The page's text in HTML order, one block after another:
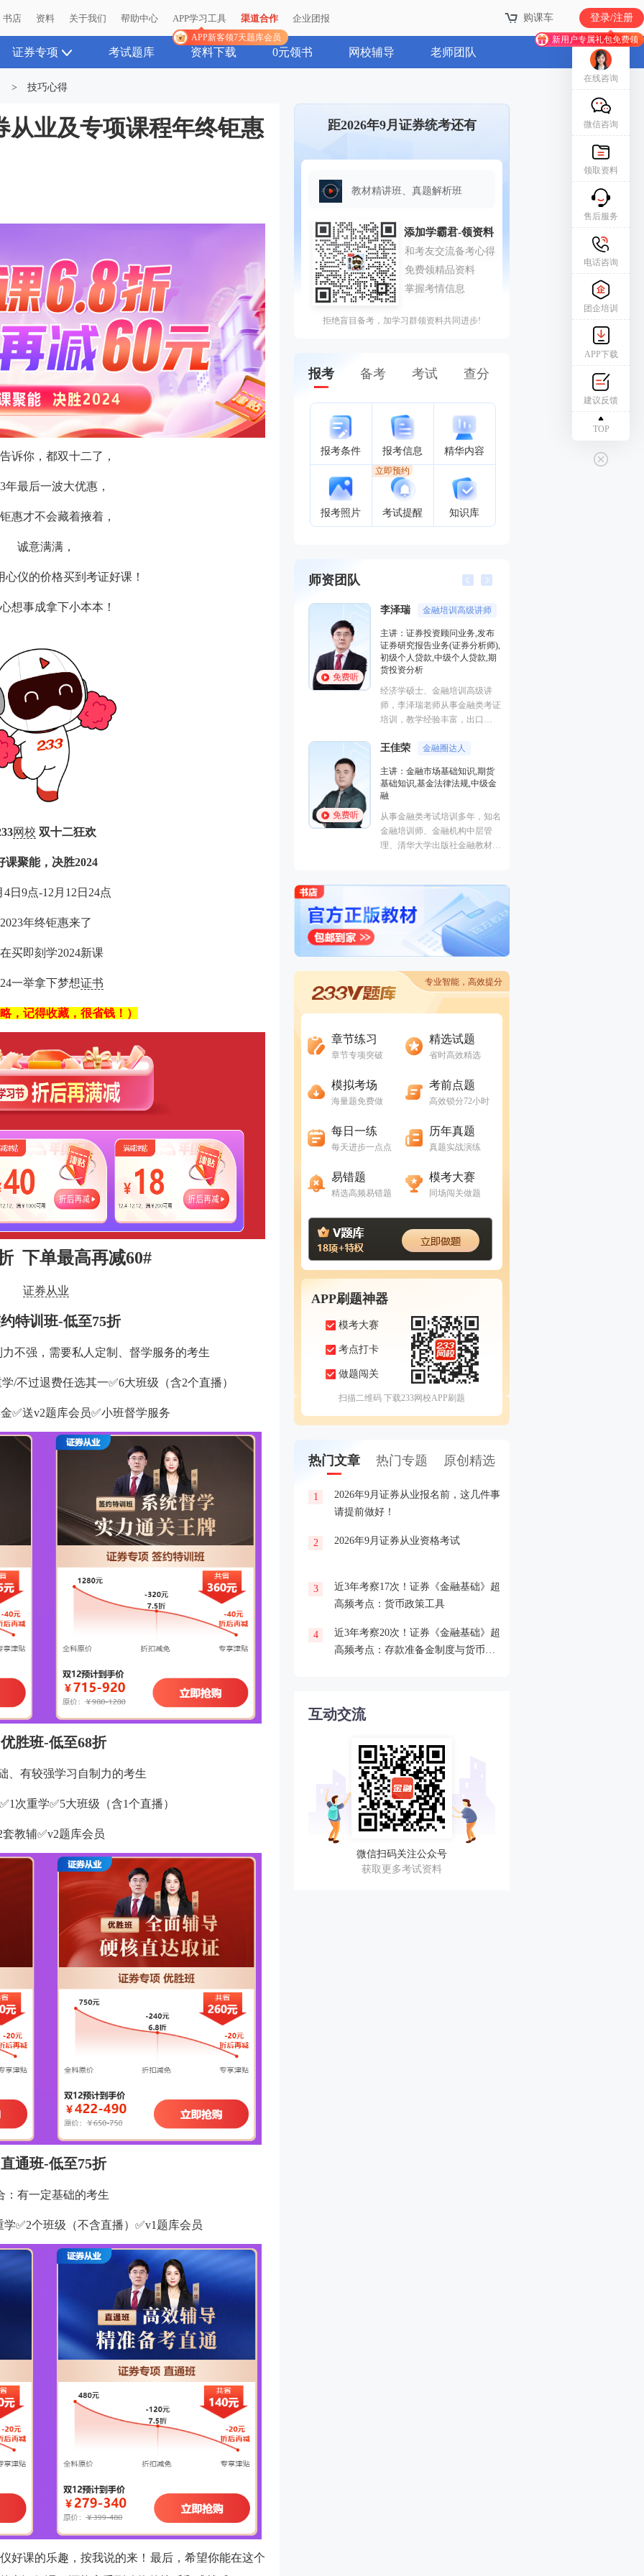
书店 资料 关于我们 帮助中心 APP学习工具
APP新客领7天题库会员
渠道合作 企业团报 购课车 登录/注册
新用户专属礼包免费领
证券专项 考试题库 资料下载 0元领书 网校辅导 老师团队
> 技巧心得
从业及专项课程年终钜惠
诉你，都双十二了，
年最后一波大优惠，
惠才不会藏着掖着，
诚意满满，
心仪的价格买到考证好课！
想事成拿下小本本！
网校 双十二狂欢
课聚能，决胜2024
4日9点-12月12日24点
2023年终钜惠来了
买即刻学2024新课
一举拿下梦想证书
，记得收藏，很省钱！）
下单最高再减60#
证券从业
特训班-低至75折
不强，需要私人定制、督学服务的考生
/不过退费任选其一✅6大班级（含2个直播）
✅送v2题库会员✅小班督学服务
胜班-低至68折
、有较强学习自制力的考生
次重学✅5大班级（含1个直播）
套教辅✅v2题库会员
通班-低至75折
：有一定基础的考生
学✅2个班级（不含直播）✅v1题库会员
好课的乐趣，按我说的来！最后，希望你能在这个
距2026年9月证券统考还有
教材精讲班、真题解析班
拒绝盲目备考，加学习群领资料共同进步!
报考 备考 考试 查分
报考条件 报考信息 精华内容
报考照片 考试提醒
立即预约
知识库
师资团队
免费听
李泽瑞 金融培训高级讲师
主讲：证券投资顾问业务,发布
证券研究报告业务(证券分析师),
初级个人贷款,中级个人贷款,期
货投资分析
经济学硕士、金融培训高级讲
师，李泽瑞老师从事金融类考证
培训，教学经验丰富，出口
能的很有个人风格的老师，江湖
外弟子。
免费听
王佳荣 金融圈达人
主讲：金融市场基础知识,期货
基础知识,基金法律法规,中级金
融
从事金融类考试培训多年，知名
金融培训师、金融机构中层管
理、清华大学出版社金融教材副
的“一哥”。
专业智能，高效提分
章节练习
章节专项突破
精选试题
省时高效精选
模拟考场
海量题免费做
考前点题
高效锁分72小时
每日一练
每天进步一点点
历年真题
真题实战演练
易错题
精选高频易错题
模考大赛
同场闯关做题
APP刷题神器
模考大赛
考点打卡
做题闯关
扫描二维码 下载233网校APP刷题
热门文章 热门专题 原创精选
1
2026年9月证券从业报名前，这几件事
请提前做好！
2 2026年9月证券从业资格考试
3
近3年考察17次！证券《金融基础》超
高频考点：货币政策工具
4
近3年考察20次！证券《金融基础》超
高频考点：存款准备金制度与货币乘
互动交流
微信扫码关注公众号
获取更多考试资料
在线咨询
微信咨询
领取资料
售后服务
电话咨询
团企培训
APP下载
建议反馈
TOP